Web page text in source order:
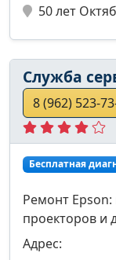
50 лет
Служба
8 (962) 523-
Бесплатная
Ремонт
проекторов и
Адрес: